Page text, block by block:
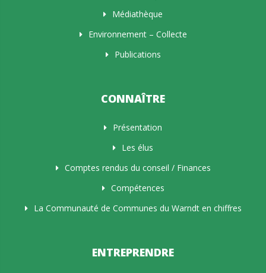
Médiathèque
Environnement – Collecte
Publications
CONNAÎTRE
Présentation
Les élus
Comptes rendus du conseil / Finances
Compétences
La Communauté de Communes du Warndt en chiffres
ENTREPRENDRE